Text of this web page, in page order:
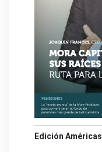
Edición Américas